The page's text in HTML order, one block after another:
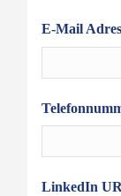
E-Mail
LinkedIn